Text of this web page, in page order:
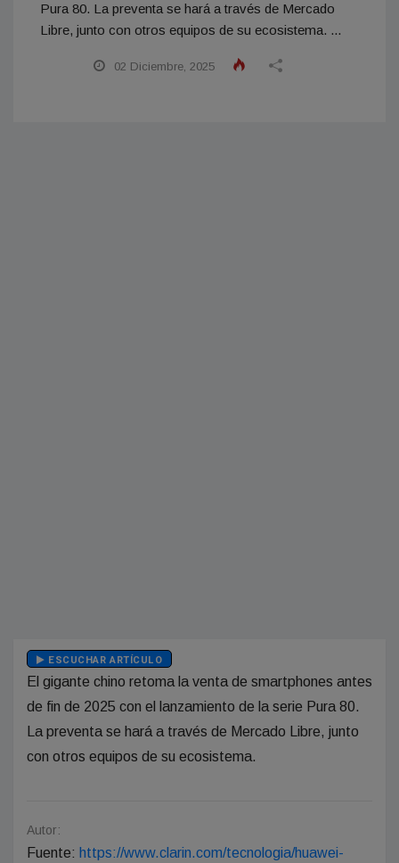
Pura 80. La preventa se hará a través de Mercado
Libre, junto con otros equipos de su ecosistema. ...
02 Diciembre, 2025
ESCUCHAR ARTÍCULO
El gigante chino retoma la venta de smartphones antes
de fin de 2025 con el lanzamiento de la serie Pura 80.
La preventa se hará a través de Mercado Libre, junto
con otros equipos de su ecosistema.
Autor:
Fuente: https://www.clarin.com/tecnologia/huawei-